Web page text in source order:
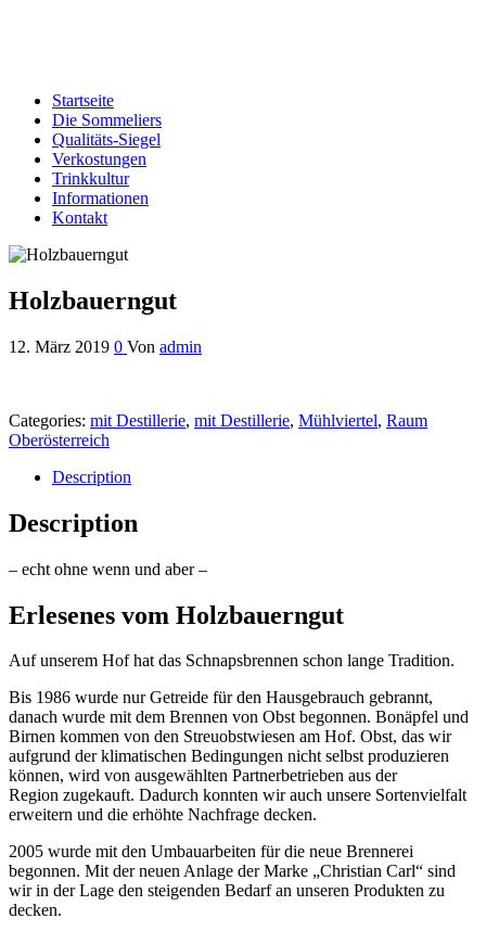
Startseite
Die Sommeliers
Qualitäts-Siegel
Verkostungen
Trinkkultur
Informationen
Kontakt
Holzbauerngut
12. März 2019 0 Von admin
Categories: mit Destillerie, mit Destillerie, Mühlviertel, Raum
Oberösterreich
Description
Description
– echt ohne wenn und aber –
Erlesenes vom Holzbauerngut
Auf unserem Hof hat das Schnapsbrennen schon lange Tradition.
Bis 1986 wurde nur Getreide für den Hausgebrauch gebrannt,
danach wurde mit dem Brennen von Obst begonnen. Bonäpfel und
Birnen kommen von den Streuobstwiesen am Hof. Obst, das wir
aufgrund der klimatischen Bedingungen nicht selbst produzieren
können, wird von ausgewählten Partnerbetrieben aus der
Region zugekauft. Dadurch konnten wir auch unsere Sortenvielfalt
erweitern und die erhöhte Nachfrage decken.
2005 wurde mit den Umbauarbeiten für die neue Brennerei
begonnen. Mit der neuen Anlage der Marke „Christian Carl“ sind
wir in der Lage den steigenden Bedarf an unseren Produkten zu
decken.